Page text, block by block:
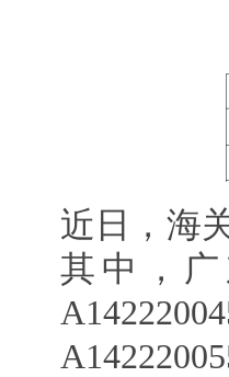
近日，海
其中，